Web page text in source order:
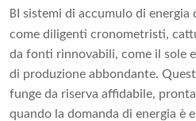
B I sistemi di accumulo di energia
come diligenti cronometristi,
da fonti rinnovabili, come il sole
di produzione abbondante.
funge da riserva affidabile,
quando la domanda di energia è